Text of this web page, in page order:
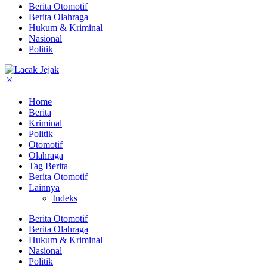
Berita Otomotif
Berita Olahraga
Hukum & Kriminal
Nasional
Politik
Home
Berita
Kriminal
Politik
Otomotif
Olahraga
Tag Berita
Berita Otomotif
Lainnya
Indeks
Berita Otomotif
Berita Olahraga
Hukum & Kriminal
Nasional
Politik